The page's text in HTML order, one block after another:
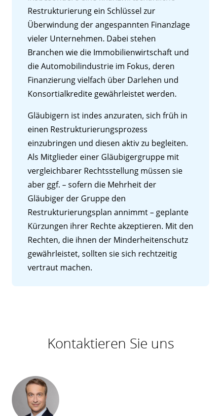
Restrukturierung ein Schlüssel zur
Überwindung der angespannten Finanzlage
vieler Unternehmen. Dabei stehen
Branchen wie die Immobilienwirtschaft und
die Automobilindustrie im Fokus, deren
Finanzierung vielfach über Darlehen und
Konsortialkredite gewährleistet werden.
Gläubigern ist indes anzuraten, sich früh in
einen Restrukturierungsprozess
einzubringen und diesen aktiv zu begleiten.
Als Mitglieder einer Gläubigergruppe mit
vergleichbarer Rechtsstellung müssen sie
aber ggf. – sofern die Mehrheit der
Gläubiger der Gruppe den
Restrukturierungsplan annimmt – geplante
Kürzungen ihrer Rechte akzeptieren. Mit den
Rechten, die ihnen der Minderheitenschutz
gewährleistet, sollten sie sich rechtzeitig
vertraut machen.
Kontaktieren Sie uns